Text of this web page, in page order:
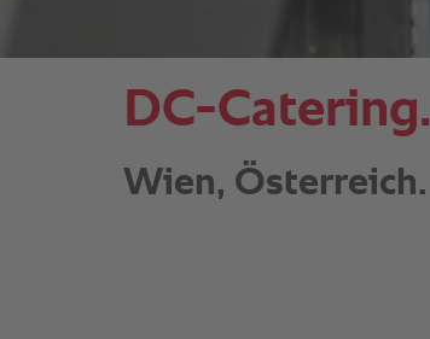
DC-Catering.
Wien, Österreich.